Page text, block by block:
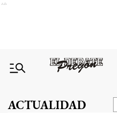
Ads
ACTUALIDAD